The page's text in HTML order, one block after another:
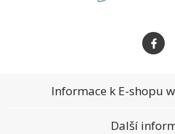
Informace k E-shopu
Další